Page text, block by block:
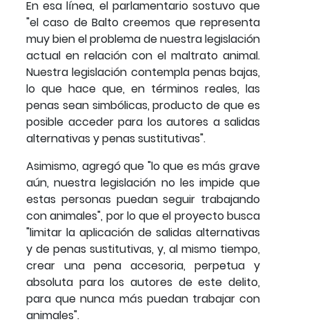
En esa línea, el parlamentario sostuvo que
"el caso de Balto creemos que representa
muy bien el problema de nuestra legislación
actual en relación con el maltrato animal.
Nuestra legislación contempla penas bajas,
lo que hace que, en términos reales, las
penas sean simbólicas, producto de que es
posible acceder para los autores a salidas
alternativas y penas sustitutivas".
Asimismo, agregó que "lo que es más grave
aún, nuestra legislación no les impide que
estas personas puedan seguir trabajando
con animales", por lo que el proyecto busca
"limitar la aplicación de salidas alternativas
y de penas sustitutivas, y, al mismo tiempo,
crear una pena accesoria, perpetua y
absoluta para los autores de este delito,
para que nunca más puedan trabajar con
animales".